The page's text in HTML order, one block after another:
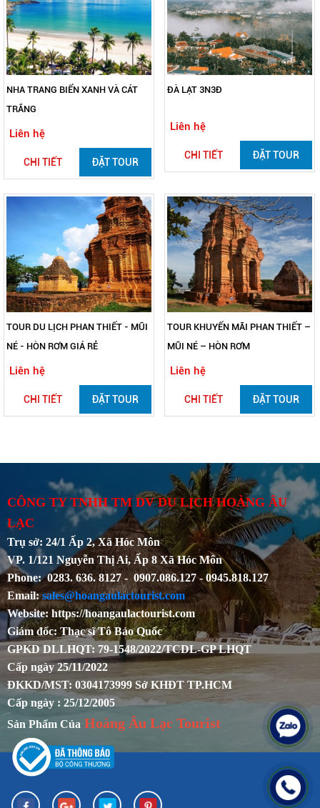
NHA TRANG BIỂN XANH VÀ CÁT
TRẮNG
Liên hệ
CHI TIẾT ĐẶT TOUR
ĐÀ LẠT 3N3Đ
Liên hệ
CHI TIẾT ĐẶT TOUR
TOUR DU LỊCH PHAN THIẾT - MŨI
NÉ - HÒN RƠM GIÁ RẺ
Liên hệ
CHI TIẾT ĐẶT TOUR
TOUR KHUYẾN MÃI PHAN THIẾT –
MŨI NÉ – HÒN RƠM
Liên hệ
CHI TIẾT ĐẶT TOUR
CÔNG TY TNHH TM DV DU LỊCH HOÀNG ÂU
LẠC
Trụ sở: 24/1 Ấp 2, Xã Hóc Môn
VP. 1/121 Nguyễn Thị Ai, Ấp 8 Xã Hóc Môn
Phone: 0283. 636. 8127 - 0907.086.127 - 0945.818.127
Email:sales@hoangaulactourist.com
Website: https://hoangaulactourist.com
Giám đốc: Thạc sĩ Tô Bảo Quốc
GPKD DLLHQT: 79-1548/2022/TCDL-GP LHQT
Cấp ngày 25/11/2022
ĐKKD/MST: 0304173999 Sở KHĐT TP.HCM
Cấp ngày : 25/12/2005
Sản Phẩm Của Hoàng Âu Lạc Tourist